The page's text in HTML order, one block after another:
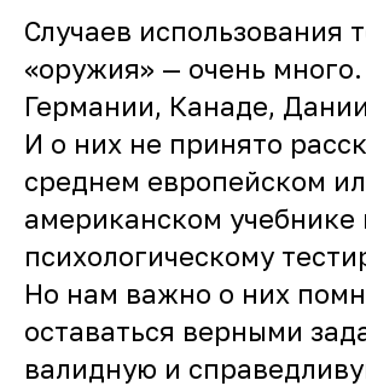
Случаев использования
«оружия» — очень
Германии, Канаде,
И о них не принято
среднем европейском
американском учебнике
психологическому
Но нам важно о них
оставаться верными
валидную и